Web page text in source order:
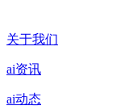
关于我们
ai资讯
ai动态